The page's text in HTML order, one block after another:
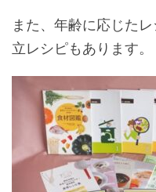
また、年齢に応じた
立レシピもあります。